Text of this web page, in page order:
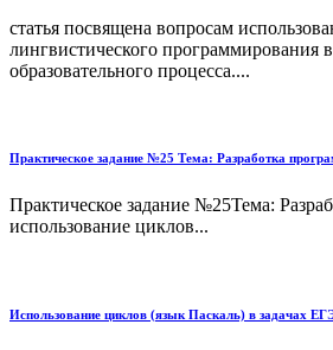
статья посвящена вопросам
лингвистического программирования
образовательного процесса....
Практическое задание №25 Тема: Разработка
Практическое задание №25Тема:
использование циклов...
Использование циклов (язык Паскаль) в задачах